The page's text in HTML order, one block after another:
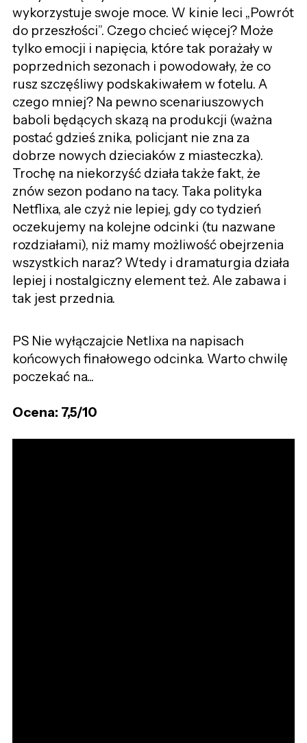
wykorzystuje swoje moce. W kinie leci „Powrót
do przeszłości”. Czego chcieć więcej? Może
tylko emocji i napięcia, które tak porażały w
poprzednich sezonach i powodowały, że co
rusz szczęśliwy podskakiwałem w fotelu. A
czego mniej? Na pewno scenariuszowych
baboli będących skazą na produkcji (ważna
postać gdzieś znika, policjant nie zna za
dobrze nowych dzieciaków z miasteczka).
Trochę na niekorzyść działa także fakt, że
znów sezon podano na tacy. Taka polityka
Netflixa, ale czyż nie lepiej, gdy co tydzień
oczekujemy na kolejne odcinki (tu nazwane
rozdziałami), niż mamy możliwość obejrzenia
wszystkich naraz? Wtedy i dramaturgia działa
lepiej i nostalgiczny element też. Ale zabawa i
tak jest przednia.
PS Nie wyłączajcie Netlixa na napisach
końcowych finałowego odcinka. Warto chwilę
poczekać na...
Ocena: 7,5/10